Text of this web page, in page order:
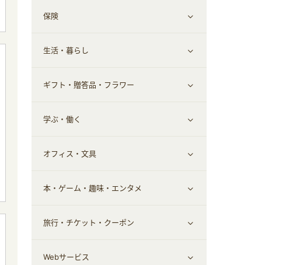
スマホ・携帯電話・SIM
定額制有料コンテンツ
証券
仮想通貨
その他投資
銀行・ネット銀行
キャッシング・ローン
その他金融
保険
すべて見る
保険相談・面談
生活・暮らし
すべて見る
住まい・暮らし
不動産
引越し
エコ・エネルギー
車情報・カーシェア・レンタル
ギフト・贈答品・フラワー
すべて見る
ギフト・贈答品
学ぶ・働く
すべて見る
習い事・学習・学校
仕事・転職
オフィス・文具
すべて見る
オフィス・文具
本・ゲーム・趣味・エンタメ
すべて見る
ゲーム・趣味
旅行・チケット・クーポン
すべて見る
Webサービス